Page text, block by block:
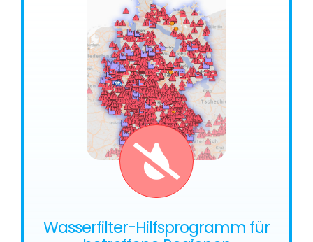
Wasserfilter-Hilfsprogramm für